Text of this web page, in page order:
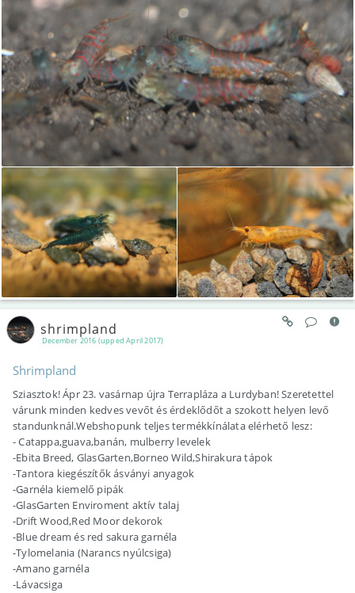
December 2016 (upped April 2017)
shrimpland
Shrimpland
Sziasztok! Ápr 23. vasárnap újra Terrapláza a Lurdyban! Szeretettel
várunk minden kedves vevőt és érdeklődőt a szokott helyen levő
standunknál.Webshopunk teljes termékkínálata elérhető lesz:
- Catappa,guava,banán, mulberry levelek
-Ebita Breed, GlasGarten,Borneo Wild,Shirakura tápok
-Tantora kiegészítők ásványi anyagok
-Garnéla kiemelő pipák
-GlasGarten Enviroment aktív talaj
-Drift Wood,Red Moor dekorok
-Blue dream és red sakura garnéla
-Tylomelania (Narancs nyúlcsiga)
-Amano garnéla
-Lávacsiga